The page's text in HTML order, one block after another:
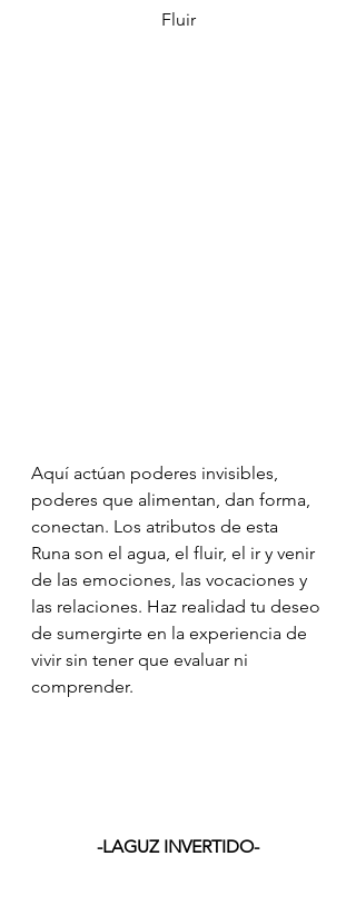
Fluir
Aquí actúan poderes invisibles,
poderes que alimentan, dan forma,
conectan. Los atributos de esta
Runa son el agua, el fluir, el ir y venir
de las emociones, las vocaciones y
las relaciones. Haz realidad tu deseo
de sumergirte en la experiencia de
vivir sin tener que evaluar ni
comprender.
-LAGUZ INVERTIDO-